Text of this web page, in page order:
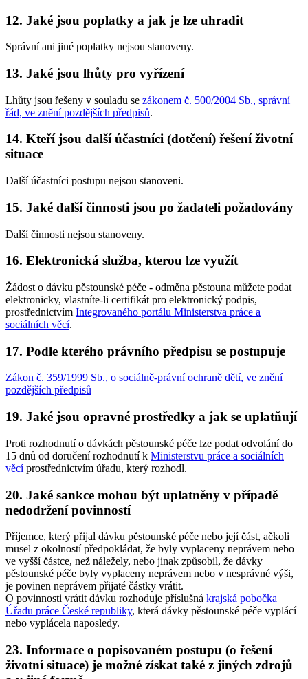
12. Jaké jsou poplatky a jak je lze uhradit
Správní ani jiné poplatky nejsou stanoveny.
13. Jaké jsou lhůty pro vyřízení
Lhůty jsou řešeny v souladu se zákonem č. 500/2004 Sb., správní
řád, ve znění pozdějších předpisů.
14. Kteří jsou další účastníci (dotčení) řešení životní
situace
Další účastníci postupu nejsou stanoveni.
15. Jaké další činnosti jsou po žadateli požadovány
Další činnosti nejsou stanoveny.
16. Elektronická služba, kterou lze využít
Žádost o dávku pěstounské péče - odměna pěstouna můžete podat
elektronicky, vlastníte-li certifikát pro elektronický podpis,
prostřednictvím Integrovaného portálu Ministerstva práce a
sociálních věcí.
17. Podle kterého právního předpisu se postupuje
Zákon č. 359/1999 Sb., o sociálně-právní ochraně dětí, ve znění
pozdějších předpisů
19. Jaké jsou opravné prostředky a jak se uplatňují
Proti rozhodnutí o dávkách pěstounské péče lze podat odvolání do
15 dnů od doručení rozhodnutí k Ministerstvu práce a sociálních
věcíprostřednictvím úřadu, který rozhodl.
20. Jaké sankce mohou být uplatněny v případě
nedodržení povinností
Příjemce, který přijal dávku pěstounské péče nebo její část, ačkoli
musel z okolností předpokládat, že byly vyplaceny neprávem nebo
ve vyšší částce, než náležely, nebo jinak způsobil, že dávky
pěstounské péče byly vyplaceny neprávem nebo v nesprávné výši,
je povinen neprávem přijaté částky vrátit.
O povinnosti vrátit dávku rozhoduje příslušná krajská pobočka
Úřadu práce České republiky, která dávky pěstounské péče vyplácí
nebo vyplácela naposledy.
23. Informace o popisovaném postupu (o řešení
životní situace) je možné získat také z jiných zdrojů